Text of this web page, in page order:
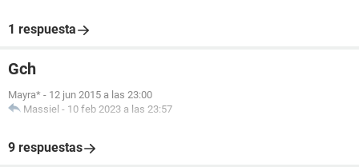
1 respuesta
Gch
Mayra* - 12 jun 2015 a las 23:00
Massiel - 10 feb 2023 a las 23:57
9 respuestas